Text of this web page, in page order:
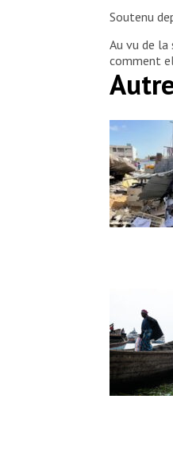
Soutenu
Au vu de
comment